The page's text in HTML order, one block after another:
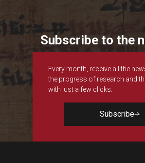
Subscribe to the
Every month, receive all the
the progress of research and
with just a few clicks.
Subscribe